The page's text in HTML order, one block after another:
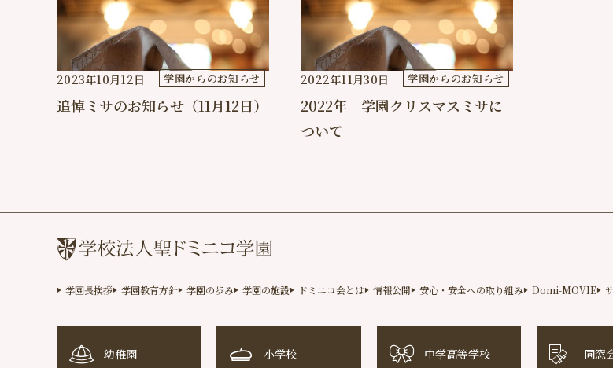
2023年10月12日 学園からのお知らせ
追悼ミサのお知らせ（11月12日）
2022年11月30日 学園からのお知らせ
2022年 学園クリスマスミサに
ついて
学園長挨拶 学園教育方針 学園の歩み 学園の施設 ドミニコ会とは 情報公開 安心・安全への取り組み Domi-MOVIE
幼稚園 小学校 中学高等学校 同窓